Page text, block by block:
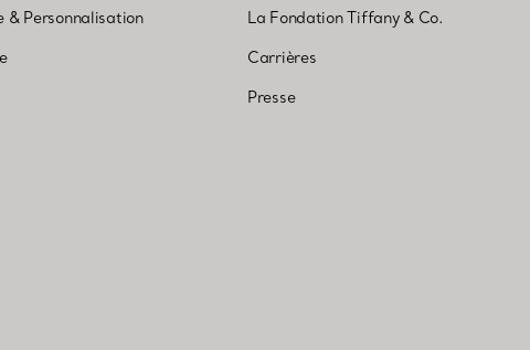
& Personnalisation
La Fondation Tiffany & Co.
Carrières
Presse